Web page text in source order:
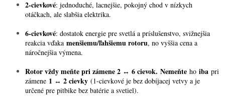
2-cievkové: jednoduché, lacnejšie, pokojný chod v nízkych
otáčkach, ale slabšia elektrika.
6-cievkové: dostatok energie pre svetlá a príslušenstvo, svižnejšia
reakcia vďaka menšiemu/ľahšiemu rotoru, no vyššia cena a
náročnejšia výmena.
Rotor vždy meňte pri zámene 2 ↔ 6 cievok. Nemeňte ho iba pri
zámene 1 ↔ 2 cievky (1-cievkové je bez dobíjacej vetvy a je
určené pre pitbike bez batérie a svetiel).